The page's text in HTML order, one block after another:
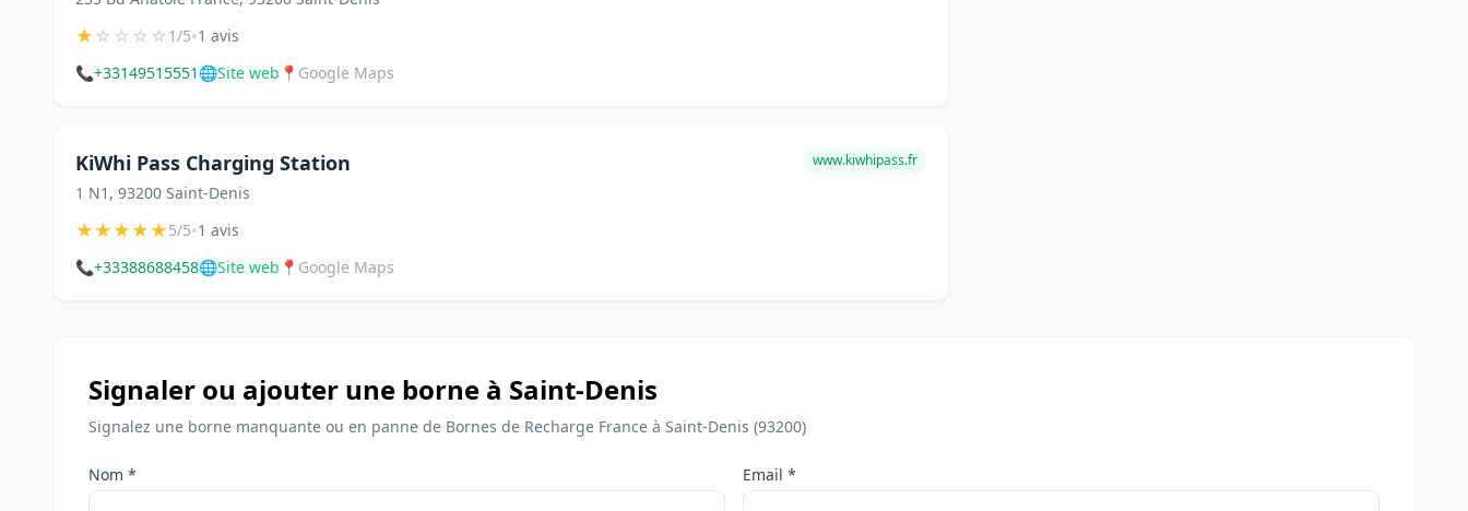
★☆☆☆☆1/5•1 avis
📞+33149515551 🌐Site web 📍 Google Maps
KiWhi Pass Charging Station
1 N1, 93200 Saint-Denis
www.kiwhipass.fr
★★★★★5/5•1 avis
📞+33388688458🌐Site web 📍 Google Maps
Signaler ou ajouter une borne à Saint-Denis
Signalez une borne manquante ou en panne de Bornes de Recharge France à Saint-Denis (93200)
Nom * Email *